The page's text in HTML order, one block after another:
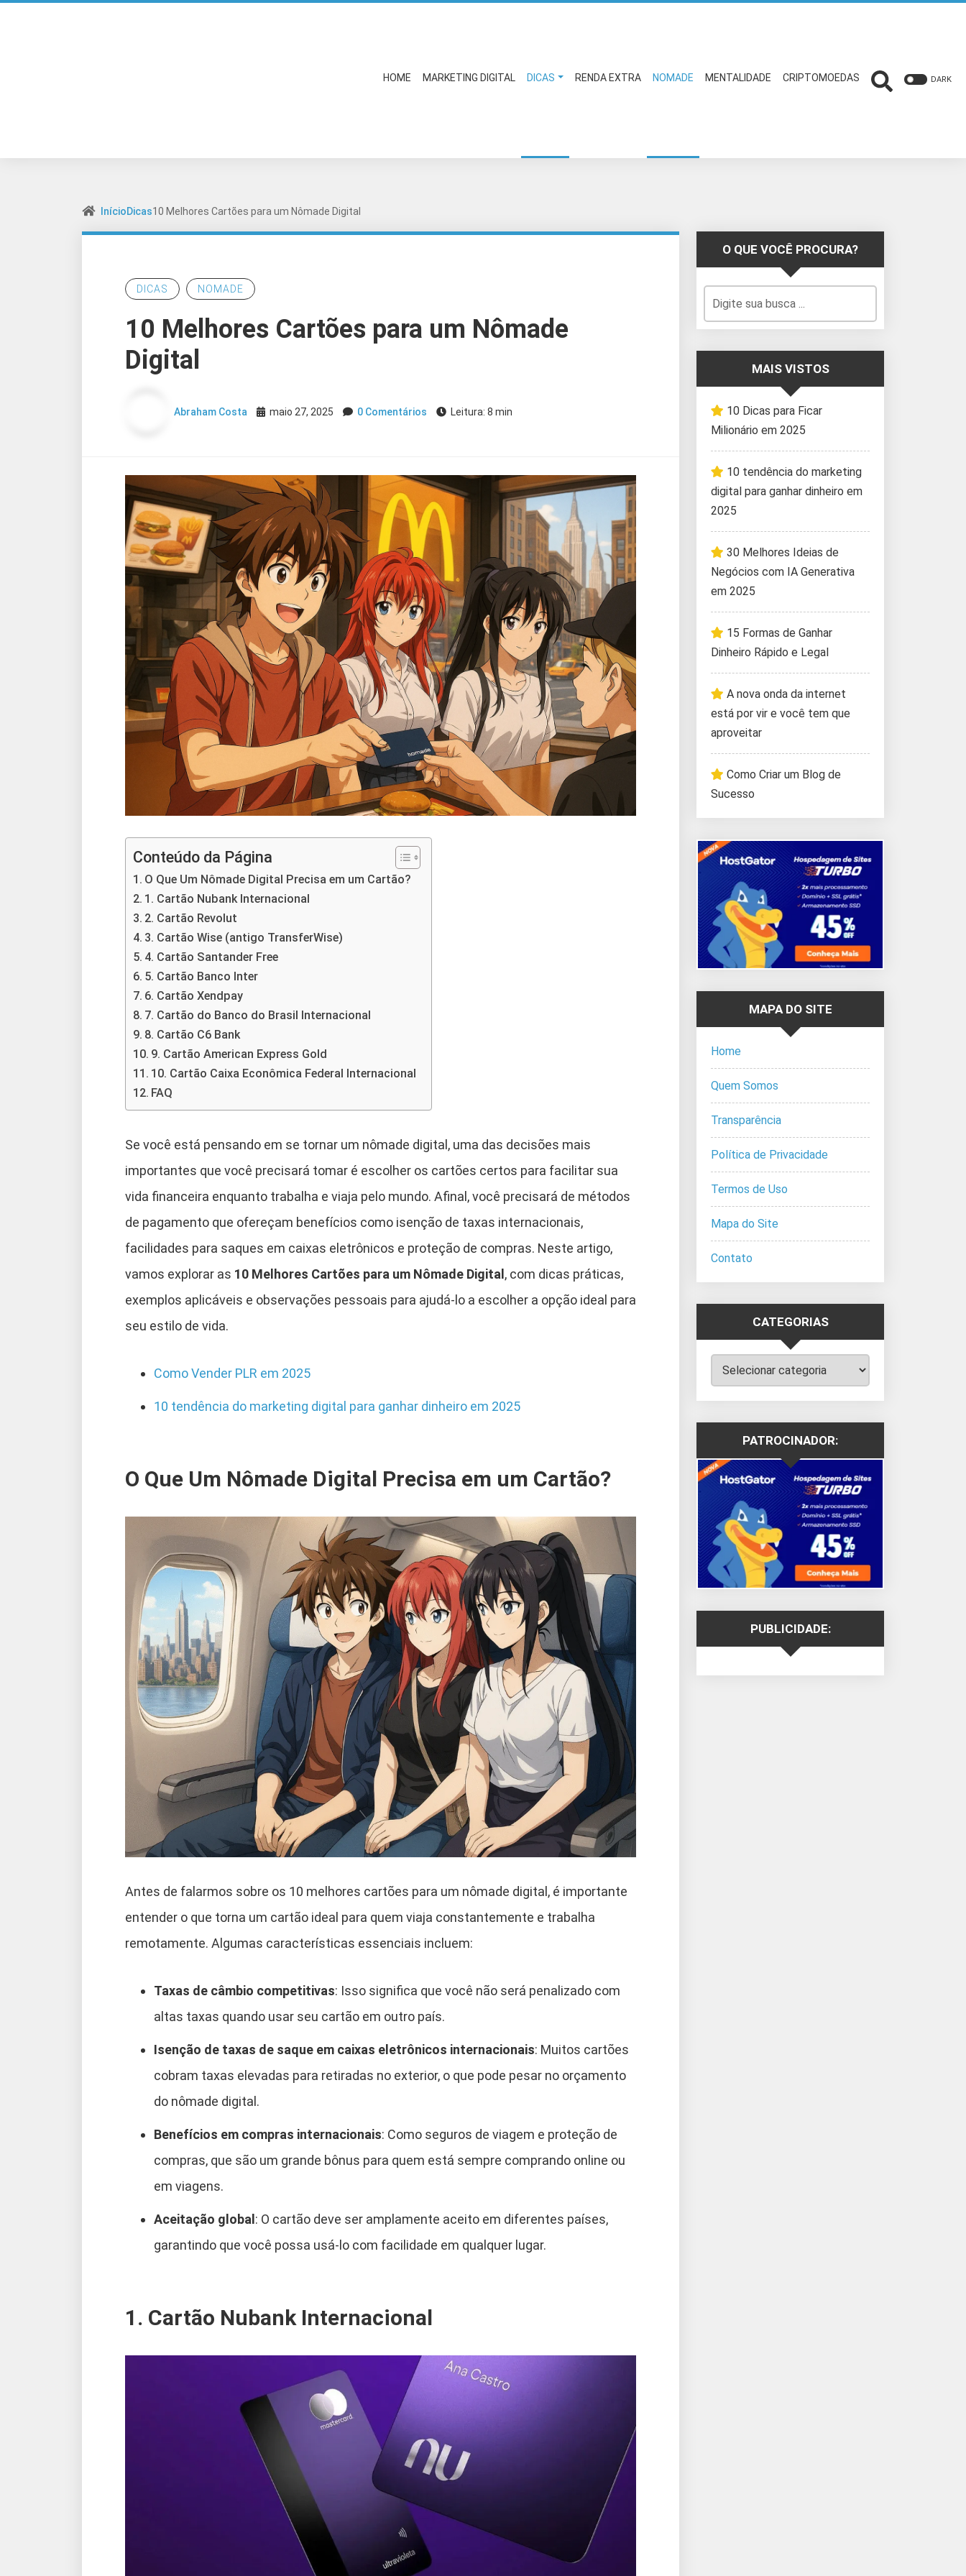
HOME MARKETING DIGITAL DICAS RENDA EXTRA NOMADE MENTALIDADE CRIPTOMOEDAS DARK
InícioDicas10 Melhores Cartões para um Nômade Digital
DICAS NOMADE
10 Melhores Cartões para um Nômade
Digital
Abraham Costa maio 27, 2025 0 Comentários Leitura: 8 min
Conteúdo da Página
O Que Um Nômade Digital Precisa em um Cartão?
1. Cartão Nubank Internacional
2. Cartão Revolut
3. Cartão Wise (antigo TransferWise)
4. Cartão Santander Free
5. Cartão Banco Inter
6. Cartão Xendpay
7. Cartão do Banco do Brasil Internacional
8. Cartão C6 Bank
9. Cartão American Express Gold
10. Cartão Caixa Econômica Federal Internacional
FAQ
Se você está pensando em se tornar um nômade digital, uma das decisões mais
importantes que você precisará tomar é escolher os cartões certos para facilitar sua
vida financeira enquanto trabalha e viaja pelo mundo. Afinal, você precisará de métodos
de pagamento que ofereçam benefícios como isenção de taxas internacionais,
facilidades para saques em caixas eletrônicos e proteção de compras. Neste artigo,
vamos explorar as 10 Melhores Cartões para um Nômade Digital , com dicas práticas,
exemplos aplicáveis e observações pessoais para ajudá-lo a escolher a opção ideal para
seu estilo de vida.
Como Vender PLR em 2025
10 tendência do marketing digital para ganhar dinheiro em 2025
O Que Um Nômade Digital Precisa em um Cartão?
Antes de falarmos sobre os 10 melhores cartões para um nômade digital, é importante
entender o que torna um cartão ideal para quem viaja constantemente e trabalha
remotamente. Algumas características essenciais incluem:
Taxas de câmbio competitivas: Isso significa que você não será penalizado com
altas taxas quando usar seu cartão em outro país.
Isenção de taxas de saque em caixas eletrônicos internacionais: Muitos cartões
cobram taxas elevadas para retiradas no exterior, o que pode pesar no orçamento
do nômade digital.
Benefícios em compras internacionais: Como seguros de viagem e proteção de
compras, que são um grande bônus para quem está sempre comprando online ou
em viagens.
Aceitação global : O cartão deve ser amplamente aceito em diferentes países,
garantindo que você possa usá-lo com facilidade em qualquer lugar.
1. Cartão Nubank Internacional
O QUE VOCÊ PROCURA?
MAIS VISTOS
10 Dicas para Ficar
Milionário em 2025
10 tendência do marketing
digital para ganhar dinheiro em
2025
30 Melhores Ideias de
Negócios com IA Generativa
em 2025
15 Formas de Ganhar
Dinheiro Rápido e Legal
A nova onda da internet
está por vir e você tem que
aproveitar
Como Criar um Blog de
Sucesso
MAPA DO SITE
Home
Quem Somos
Transparência
Política de Privacidade
Termos de Uso
Mapa do Site
Contato
CATEGORIAS
Categorias
PATROCINADOR:
PUBLICIDADE: